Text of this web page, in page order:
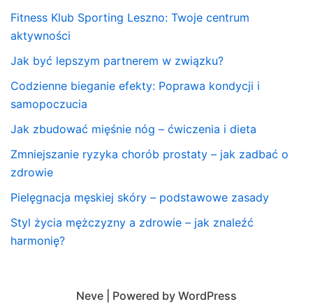
Fitness Klub Sporting Leszno: Twoje centrum
aktywności
Jak być lepszym partnerem w związku?
Codzienne bieganie efekty: Poprawa kondycji i
samopoczucia
Jak zbudować mięśnie nóg – ćwiczenia i dieta
Zmniejszanie ryzyka chorób prostaty – jak zadbać o
zdrowie
Pielęgnacja męskiej skóry – podstawowe zasady
Styl życia mężczyzny a zdrowie – jak znaleźć
harmonię?
Neve | Powered by WordPress